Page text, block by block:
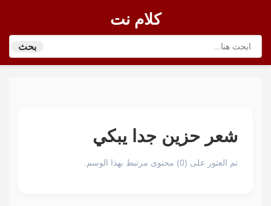
كلام نت
بحث
شعر حزين جدا يبكي
تم العثور على (0) محتوى مرتبط بهذا الوسم.